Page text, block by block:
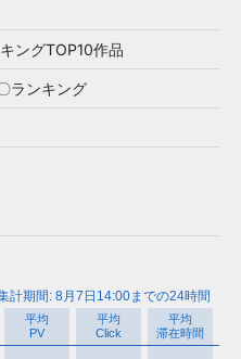
ングTOP10作品
ランキング